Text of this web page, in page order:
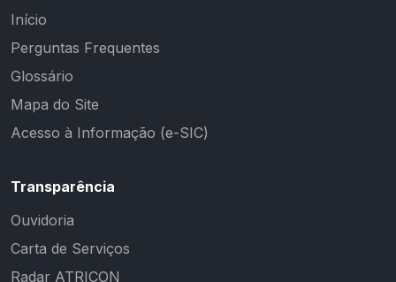
Início
Perguntas Frequentes
Glossário
Mapa do Site
Acesso à Informação (e-SIC)
Transparência
Ouvidoria
Carta de Serviços
Radar ATRICON